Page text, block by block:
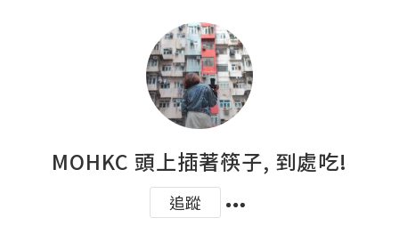
MOHKC 頭上插著筷子, 到處吃!
追蹤